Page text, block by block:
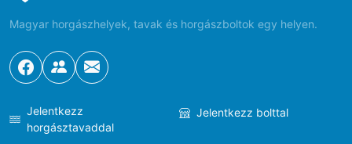
Magyar horgászhelyek, tavak és horgászboltok egy helyen.
Jelentkezz
horgásztavaddal
Jelentkezz bolttal